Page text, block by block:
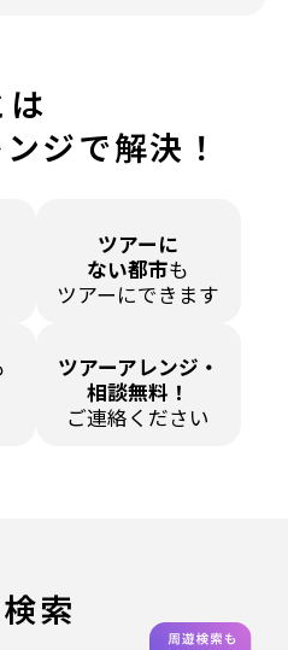
は
ジで解決！
ツアーに
ない都市も
ツアーにできます
ツアーアレンジ・
相談無料！
ご連絡ください
索